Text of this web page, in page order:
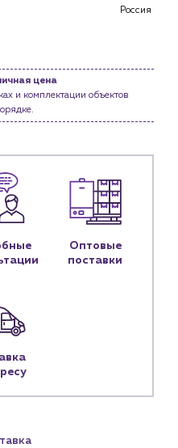
Россия
цена
и комплектации объектов
Оптовые
поставки